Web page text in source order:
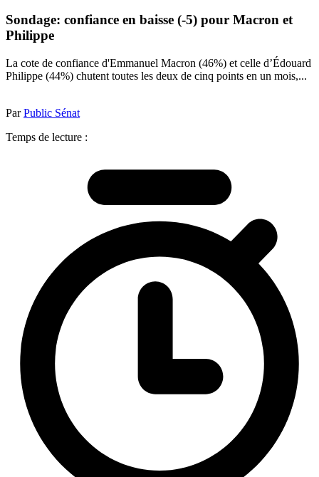
Sondage: confiance en baisse (-5) pour Macron et
Philippe
La cote de confiance d'Emmanuel Macron (46%) et celle d’Édouard
Philippe (44%) chutent toutes les deux de cinq points en un mois,...
ParPublic Sénat
Temps de lecture :